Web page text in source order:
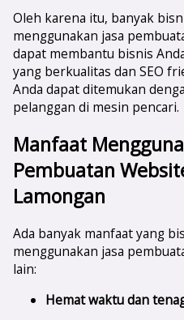
Oleh karena itu, banyak
menggunakan jasa
dapat membantu bisnis
yang berkualitas dan SEO
Anda dapat ditemukan
pelanggan di mesin pencari.
Manfaat
Pembuatan
Lamongan
Ada banyak manfaat yang
menggunakan jasa
lain:
Hemat waktu dan